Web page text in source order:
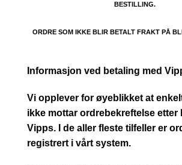
BESTILLING.
ORDRE SOM IKKE BLIR BETALT FRAKT PÅ
Informasjon ved betaling med
Vi opplever for øyeblikket at
ikke mottar ordrebekreftelse etter
Vipps. I de aller fleste tilfeller er
registrert i vårt system.